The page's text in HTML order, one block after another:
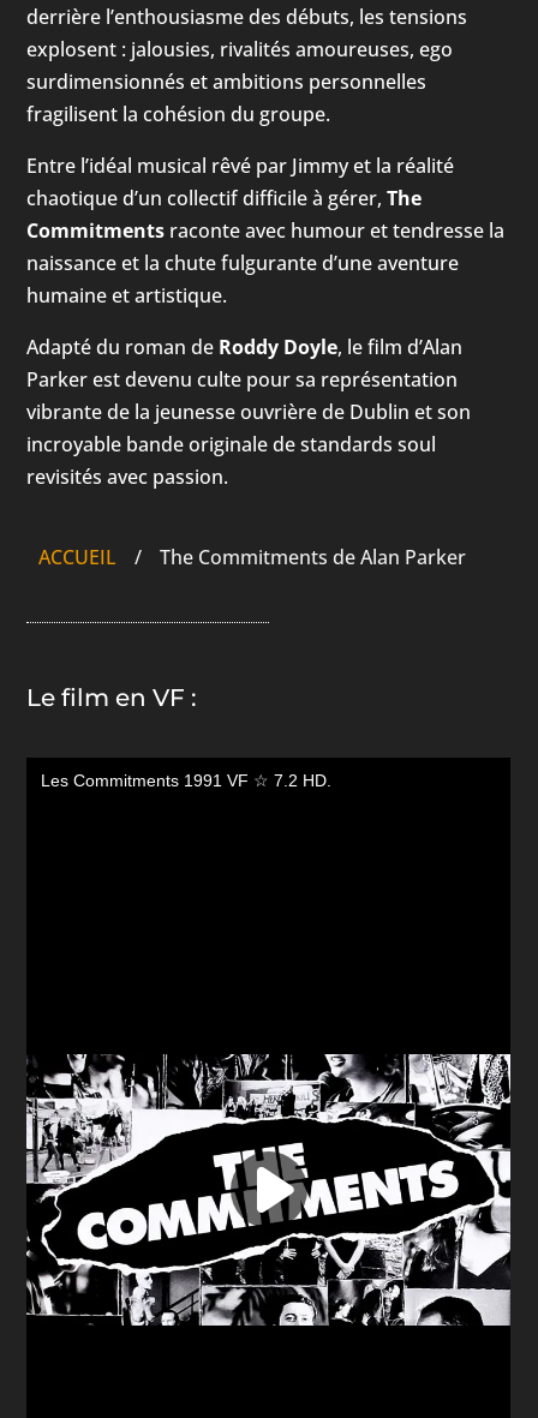
derrière l’enthousiasme des débuts, les tensions
explosent : jalousies, rivalités amoureuses, ego
surdimensionnés et ambitions personnelles
fragilisent la cohésion du groupe.
Entre l’idéal musical rêvé par Jimmy et la réalité
chaotique d’un collectif difficile à gérer,The
Commitments raconte avec humour et tendresse la
naissance et la chute fulgurante d’une aventure
humaine et artistique.
Adapté du roman de Roddy Doyle, le film d’Alan
Parker est devenu culte pour sa représentation
vibrante de la jeunesse ouvrière de Dublin et son
incroyable bande originale de standards soul
revisités avec passion.
ACCUEIL / The Commitments de Alan Parker
Le film en VF :